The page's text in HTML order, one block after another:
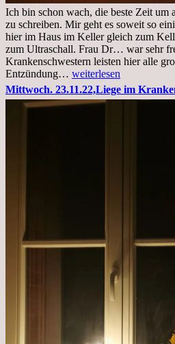
Ich bin schon wach, die beste Zeit um
zu schreiben. Mir geht es soweit so
hier im Haus im Keller gleich zum
zum Ultraschall. Frau Dr… war sehr
Krankenschwestern leisten hier alle
Entzündung… Freitag,
25.11.2022
Kleines
weiterlesen
Mittwoch. 23.11.22,Liege im